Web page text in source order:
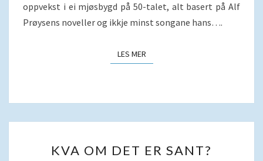
oppvekst i ei mjøsbygd på 50-talet, alt basert på Alf
Prøysens noveller og ikkje minst songane hans….
LES MERLES MER
OM
KVA OM DET ER SANT?